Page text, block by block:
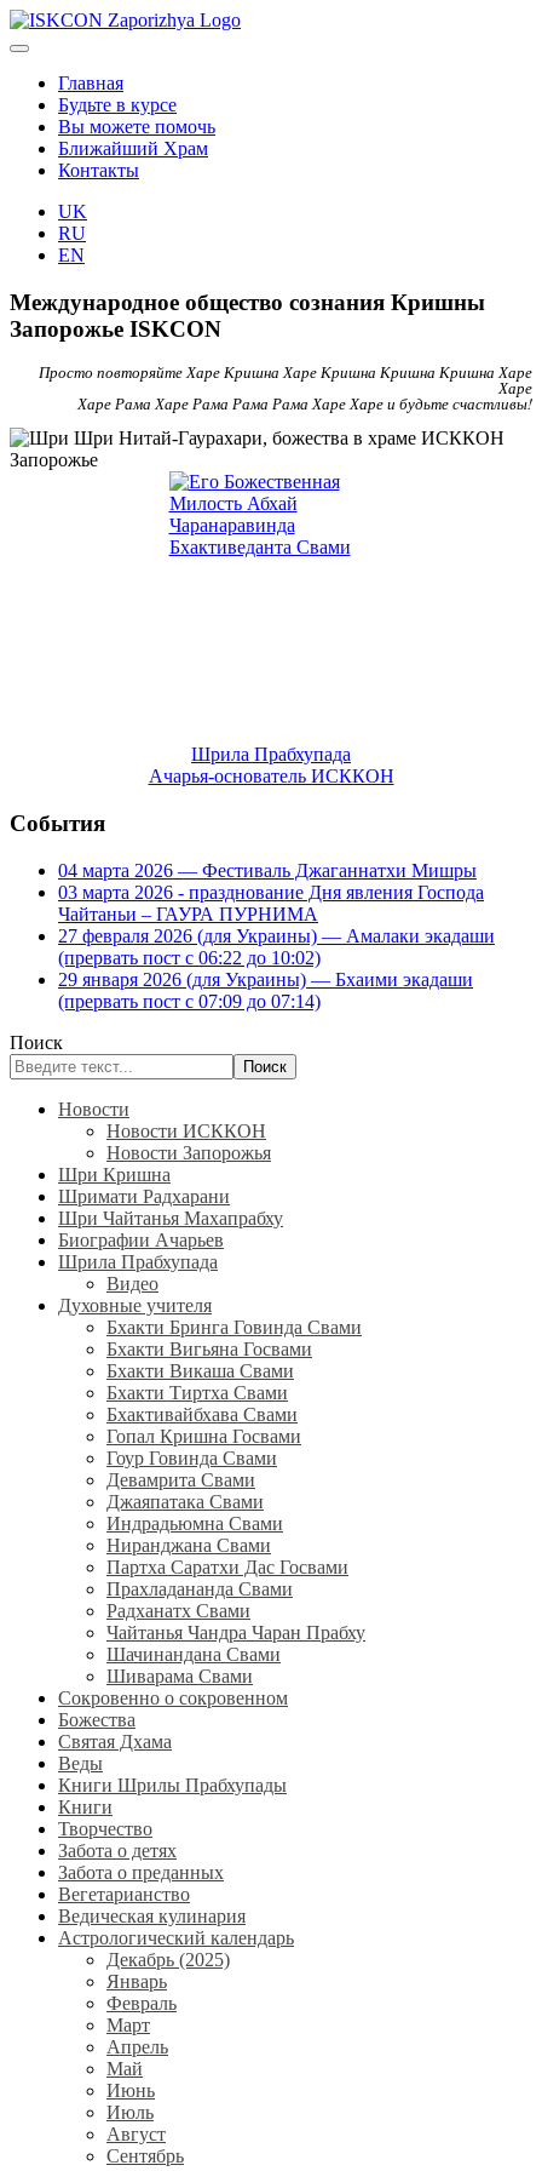
Главная
Будьте в курсе
Вы можете помочь
Ближайший Храм
Контакты
UK
RU
EN
Международное общество сознания Кришны
Запорожье ISKCON
Просто повторяйте Харе Кришна Харе Кришна Кришна Кришна Харе
Харе
Харе Рама Харе Рама Рама Рама Харе Харе и будьте счастливы!
Шрила Прабхупада
Ачарья-основатель ИСККОН
События
04 марта 2026 — Фестиваль Джаганнатхи Мишры
03 марта 2026 - празднование Дня явления Господа
Чайтаньи – ГАУРА ПУРНИМА
27 февраля 2026 (для Украины) — Амалаки экадаши
(прервать пост с 06:22 до 10:02)
29 января 2026 (для Украины) — Бхаими экадаши
(прервать пост с 07:09 до 07:14)
Поиск
Поиск
Новости
Новости ИСККОН
Новости Запорожья
Шри Кришна
Шримати Радхарани
Шри Чайтанья Махапрабху
Биографии Ачарьев
Шрила Прабхупада
Видео
Духовные учителя
Бхакти Бринга Говинда Свами
Бхакти Вигьяна Госвами
Бхакти Викаша Свами
Бхакти Тиртха Свами
Бхактивайбхава Свами
Гопал Кришна Госвами
Гоур Говинда Свами
Девамрита Свами
Джаяпатака Свами
Индрадьюмна Свами
Ниранджана Свами
Партха Саратхи Дас Госвами
Прахладананда Свами
Радханатх Свами
Чайтанья Чандра Чаран Прабху
Шачинандана Свами
Шиварама Свами
Сокровенно о сокровенном
Божества
Святая Дхама
Веды
Книги Шрилы Прабхупады
Книги
Творчество
Забота о детях
Забота о преданных
Вегетарианство
Ведическая кулинария
Астрологический календарь
Декабрь (2025)
Январь
Февраль
Март
Апрель
Май
Июнь
Июль
Август
Сентябрь